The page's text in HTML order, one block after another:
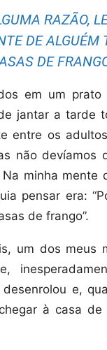
RAZÃO,
DE ALGUÉM
DE
em um
jantar a tarde
entre os
não devíamos
minha mente
pensar era:
de frango”.
um dos meus
e,
à casa